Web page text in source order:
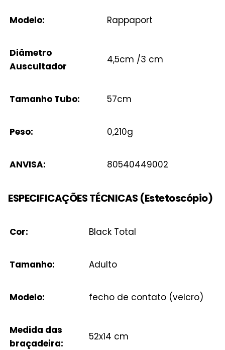
Modelo: Rappaport
Diâmetro
Auscultador
4,5cm /3 cm
Tamanho Tubo: 57cm
Peso: 0,210g
ANVISA: 80540449002
ESPECIFICAÇÕES TÉCNICAS (Estetoscópio)
Cor: Black Total
Tamanho: Adulto
Modelo: fecho de contato (velcro)
Medida das
braçadeira:
52x14 cm